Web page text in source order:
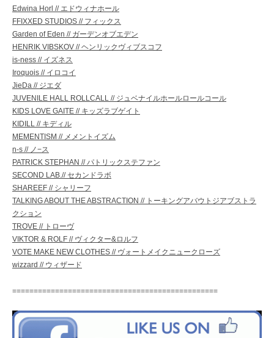
Edwina Horl // エドウィナホール
FFIXXED STUDIOS // フィックス
Garden of Eden // ガーデンオブエデン
HENRIK VIBSKOV // ヘンリックヴィブスコフ
is-ness // イズネス
Iroquois // イロコイ
JieDa // ジエダ
JUVENILE HALL ROLLCALL // ジュベナイルホールロールコール
KIDS LOVE GAITE // キッズラブゲイト
KIDILL // キディル
MEMENTISM // メメントイズム
n-s // ノ−ス
PATRICK STEPHAN // パトリックステファン
SECOND LAB.// セカンドラボ
SHAREEF // シャリーフ
TALKING ABOUT THE ABSTRACTION // トーキングアバウトジアブストラ
クション
TROVE // トローヴ
VIKTOR & ROLF // ヴィクター&ロルフ
VOTE MAKE NEW CLOTHES // ヴォートメイクニュークローズ
wizzard // ウィザード
================================================